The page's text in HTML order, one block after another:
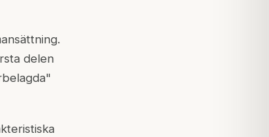
delen